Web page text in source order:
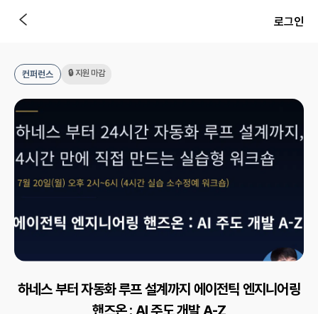
로그인
컨퍼런스 🔒 지원 마감
하네스 부터 자동화 루프 설계까지 에이전틱 엔지니어링